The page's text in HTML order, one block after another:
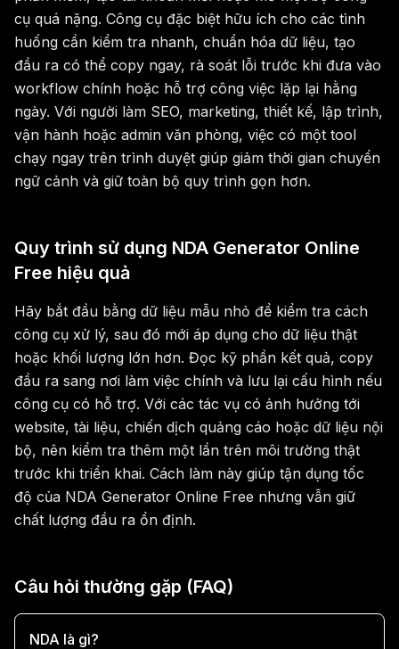
cụ quá nặng. Công cụ đặc biệt hữu ích cho các tình
huống cần kiểm tra nhanh, chuẩn hóa dữ liệu, tạo
đầu ra có thể copy ngay, rà soát lỗi trước khi đưa vào
workflow chính hoặc hỗ trợ công việc lặp lại hằng
ngày. Với người làm SEO, marketing, thiết kế, lập trình,
vận hành hoặc admin văn phòng, việc có một tool
chạy ngay trên trình duyệt giúp giảm thời gian chuyển
ngữ cảnh và giữ toàn bộ quy trình gọn hơn.
Quy trình sử dụng NDA Generator Online
Free hiệu quả
Hãy bắt đầu bằng dữ liệu mẫu nhỏ để kiểm tra cách
công cụ xử lý, sau đó mới áp dụng cho dữ liệu thật
hoặc khối lượng lớn hơn. Đọc kỹ phần kết quả, copy
đầu ra sang nơi làm việc chính và lưu lại cấu hình nếu
công cụ có hỗ trợ. Với các tác vụ có ảnh hưởng tới
website, tài liệu, chiến dịch quảng cáo hoặc dữ liệu nội
bộ, nên kiểm tra thêm một lần trên môi trường thật
trước khi triển khai. Cách làm này giúp tận dụng tốc
độ của NDA Generator Online Free nhưng vẫn giữ
chất lượng đầu ra ổn định.
Câu hỏi thường gặp (FAQ)
NDA là gì?